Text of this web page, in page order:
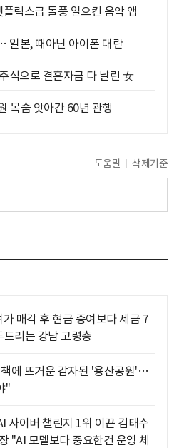
릭스급 돌풍 일으킨 음악 앱
일본, 때아닌 아이폰 대란
식으로 결혼자금 다 날린 女
목숨 앗아간 60년 관행
도움말 삭제기준
매각 후 현금 증여보다 세금 7
리는 강남 고령층
에 뜨거운 감자된 '용산공원'…
"
사이버 챌린지 1위 이끈 김태수
"AI 모델보다 중요한건 운영 체